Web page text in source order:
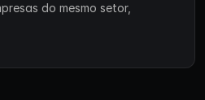
do mesmo setor,